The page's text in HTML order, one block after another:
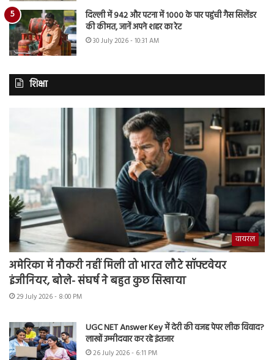
दिल्ली में 942 और पटना में 1000 के पार पहुंची गैस सिलेंडर
की कीमत, जानें अपने शहर का रेट
30 July 2026 - 10:31 AM
शिक्षा
वायरल
अमेरिका में नौकरी नहीं मिली तो भारत लौटे सॉफ्टवेयर
इंजीनियर, बोले- संघर्ष ने बहुत कुछ सिखाया
29 July 2026 - 8:00 PM
UGC NET Answer Key में देरी की वजह पेपर लीक विवाद?
लाखों उम्मीदवार कर रहे इंतजार
26 July 2026 - 6:11 PM